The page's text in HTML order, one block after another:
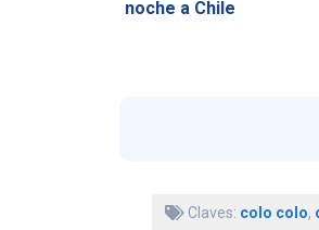
noche a Chile
Claves: colo colo,